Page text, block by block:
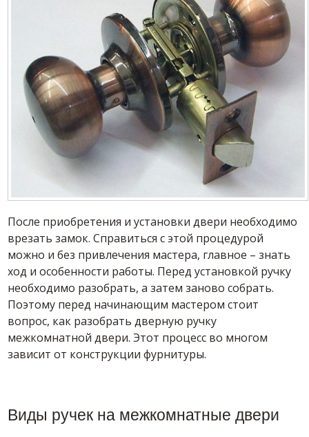
После приобретения и установки двери необходимо
врезать замок. Справиться с этой процедурой
можно и без привлечения мастера, главное – знать
ход и особенности работы. Перед установкой ручку
необходимо разобрать, а затем заново собрать.
Поэтому перед начинающим мастером стоит
вопрос, как разобрать дверную ручку
межкомнатной двери. Этот процесс во многом
зависит от конструкции фурнитуры.
Виды ручек на межкомнатные двери